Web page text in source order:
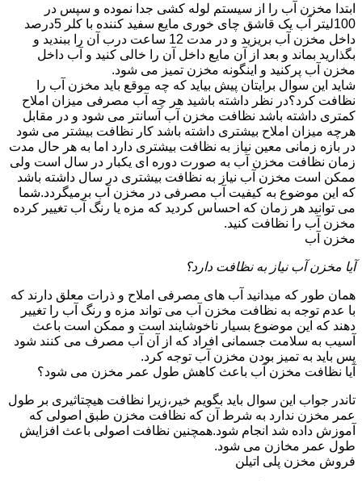
ابتدا مخزن آب را از سیستم لوله کشی جدا نموده و سپس در
100لیتر آب یک قاشق چای خوری مایع سفید کننده با کلر 5درصد
داخل مخزن آب بریزید و در مدت 12 ساعت درب آن را ببندید و
بگذارید بماند و بعد از آن مایع داخل آن را خالی کنید و آب داخل
مخزن آب پرکنید و اینگونه مخزن تمیز می شود.
شاید این سوال برایتان پیش بیاید که چه موقع باید مخزن آب را
نظافت کرد؟در نظر داشته باشید هر چه آب مصرفی میزان املاح
کمتری داشته باشد نظافت مخزن آب آسانتر می شود و در مقابل
هرچه میزان املاح بیشتری داشته باشد کار نظافت بیشتر می شود
در بازه زمانی معین نیاز به نظافت بیشتری دارد اما به هر حال مدت
زمان نظافت مخزن آب به صورت دوره ای یکبار در سال است ولی
ممکن است مخزن آب نیاز به نظافت بیشتری در سال داشته باشد
که این موضوع به کیفیت آب مصرفی در مخزن آب برمیگردد.شما
می توانید هر زمان که احساس کردید که مزه یا رنگ آب تغییر کرده
مخزن آب را نظافت کنید.
مخزن آب
آیا مخزن آب نیاز به نظافت دارد؟
همان طور که میدانید آب های مصرفی املاح و ذرات معلق دارند که
با عدم توجه به نظافت مخزن آب می تواند مزه و رنگ آب را تغییر
دهند که این موضوع بسیار ناخوشایند است و ممکن است باعث
آسیب به سلامت جسمانی افراد که از آن آب مصرف می کنند شود
پس باید به تمیز بودن مخزن آب توجه کرد.
آیا نظافت مخزن آب باعث کاهش طول عمر مخزن می شود؟
تاندر جواب این سوال باید بگویم خیر،زیرا نظافت هیچتاثیری بر طول
عمر مخزن ندارد به شرط آن که نظافت مخزن طبق اصولی که
آموزش داده شد انجام شود.همچنین نظافت اصولی باعث افزایش
طول عمر مخازن می شود.
فروش مخزن پلی اتیلن